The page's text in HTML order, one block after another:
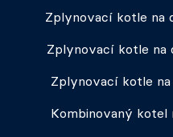
Zplynovací kotle na
Zplynovací kotle na
Zplynovací kotle
Kombinovaný kotel